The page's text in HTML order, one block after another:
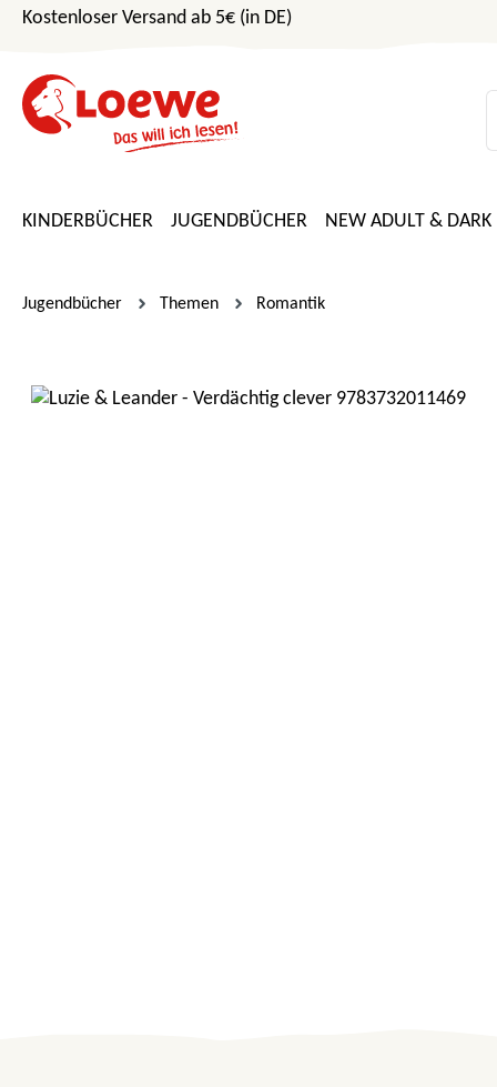
Hauptinhalt springen
Zur Suche springen
Zur Hauptnavigation springen
Kostenloser Versand ab 5€ (in DE)
KINDERBÜCHER JUGENDBÜCHER NEW ADULT & DARK
Jugendbücher Themen Romantik
Bildergalerie überspringen